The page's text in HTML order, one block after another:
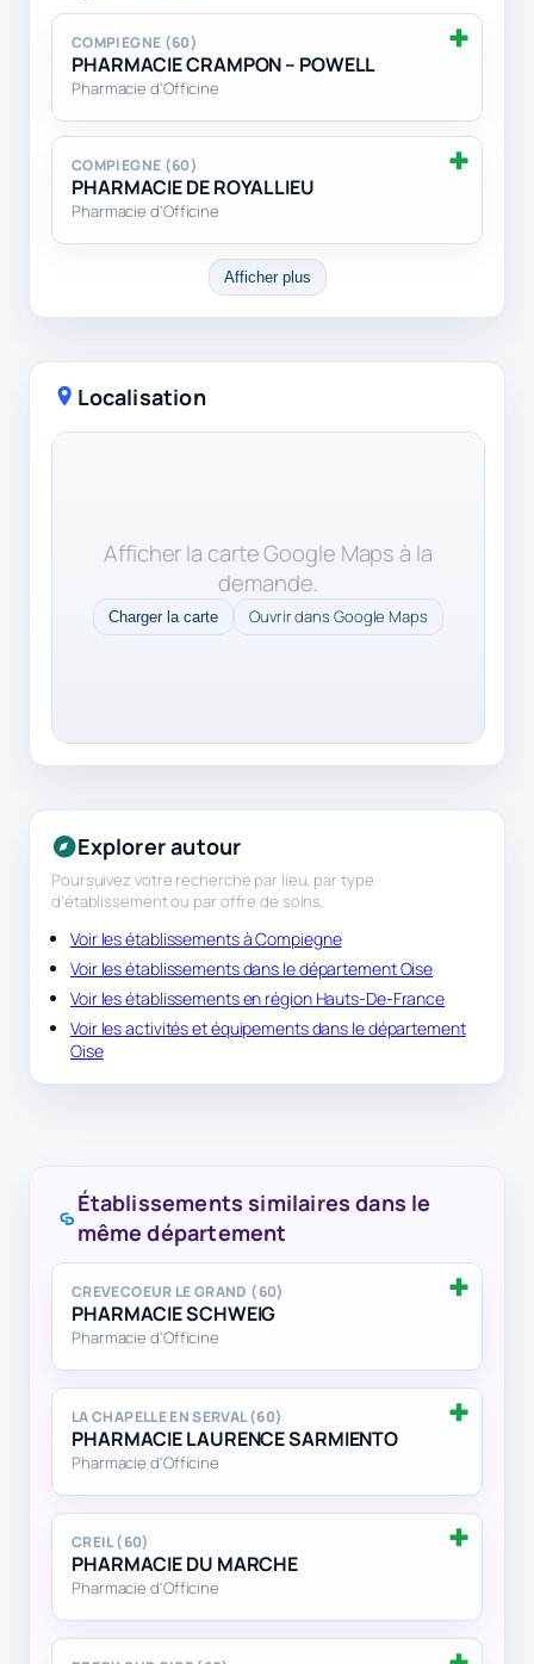
Localisation
Afficher la carte Google Maps à la
demande.
Charger la carte Ouvrir dans Google Maps
COMPIEGNE (60)
PHARMACIE CRAMPON – POWELL
Pharmacie d'Officine
COMPIEGNE (60)
PHARMACIE DE ROYALLIEU
Pharmacie d'Officine
Afficher plus
Établissements similaires dans le
même département
CREVECOEUR LE GRAND (60)
PHARMACIE SCHWEIG
Pharmacie d'Officine
LA CHAPELLE EN SERVAL (60)
PHARMACIE LAURENCE SARMIENTO
Pharmacie d'Officine
CREIL (60)
PHARMACIE DU MARCHE
Pharmacie d'Officine
Explorer autour
Poursuivez votre recherche par lieu, par type
d’établissement ou par offre de soins.
Voir les établissements à Compiegne
Voir les établissements dans le département Oise
Voir les établissements en région Hauts-De-France
Voir les activités et équipements dans le département
Oise